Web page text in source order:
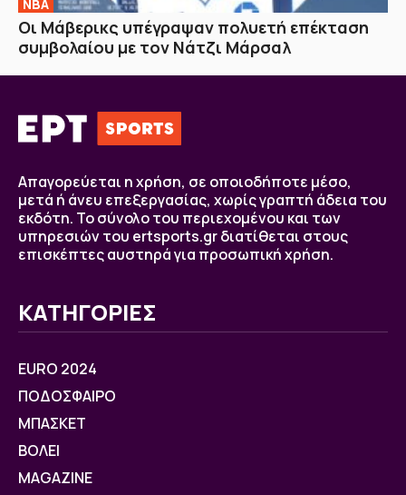
NBA
Οι Μάβερικς υπέγραψαν πολυετή επέκταση
συμβολαίου με τον Νάτζι Μάρσαλ
Απαγορεύεται η χρήση, σε οποιοδήποτε μέσο,
μετά ή άνευ επεξεργασίας, χωρίς γραπτή άδεια του
εκδότη. Το σύνολο του περιεχομένου και των
υπηρεσιών του ertsports.gr διατίθεται στους
επισκέπτες αυστηρά για προσωπική χρήση.
ΚΑΤΗΓΟΡΙΕΣ
EURO 2024
ΠΟΔΟΣΦΑΙΡΟ
ΜΠΑΣΚΕΤ
ΒOΛΕΙ
MAGAZINE